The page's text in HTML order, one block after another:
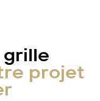
grille
projet